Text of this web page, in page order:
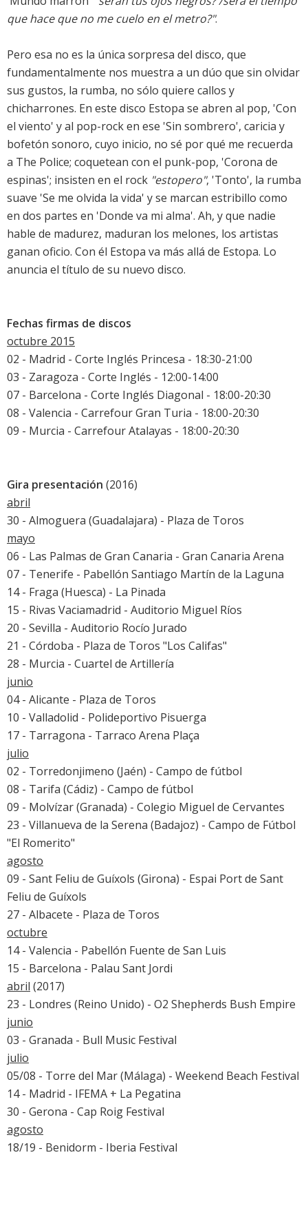
que hace que no me cuelo en el metro?".
Pero esa no es la única sorpresa del disco, que
fundamentalmente nos muestra a un dúo que sin olvidar
sus gustos, la rumba, no sólo quiere callos y
chicharrones. En este disco Estopa se abren al pop, 'Con
el viento' y al pop-rock en ese 'Sin sombrero', caricia y
bofetón sonoro, cuyo inicio, no sé por qué me recuerda
a The Police; coquetean con el punk-pop, 'Corona de
espinas'; insisten en el rock "estopero", 'Tonto', la rumba
suave 'Se me olvida la vida' y se marcan estribillo como
en dos partes en 'Donde va mi alma'. Ah, y que nadie
hable de madurez, maduran los melones, los artistas
ganan oficio. Con él Estopa va más allá de Estopa. Lo
anuncia el título de su nuevo disco.
Fechas firmas de discos
octubre 2015
02 - Madrid - Corte Inglés Princesa - 18:30-21:00
03 - Zaragoza - Corte Inglés - 12:00-14:00
07 - Barcelona - Corte Inglés Diagonal - 18:00-20:30
08 - Valencia - Carrefour Gran Turia - 18:00-20:30
09 - Murcia - Carrefour Atalayas - 18:00-20:30
Gira presentación (2016)
abril
30 - Almoguera (Guadalajara) - Plaza de Toros
mayo
06 - Las Palmas de Gran Canaria - Gran Canaria Arena
07 - Tenerife - Pabellón Santiago Martín de la Laguna
14 - Fraga (Huesca) - La Pinada
15 - Rivas Vaciamadrid - Auditorio Miguel Ríos
20 - Sevilla - Auditorio Rocío Jurado
21 - Córdoba - Plaza de Toros "Los Califas"
28 - Murcia - Cuartel de Artillería
junio
04 - Alicante - Plaza de Toros
10 - Valladolid - Polideportivo Pisuerga
17 - Tarragona - Tarraco Arena Plaça
julio
02 - Torredonjimeno (Jaén) - Campo de fútbol
08 - Tarifa (Cádiz) - Campo de fútbol
09 - Molvízar (Granada) - Colegio Miguel de Cervantes
23 - Villanueva de la Serena (Badajoz) - Campo de Fútbol
"El Romerito"
agosto
09 - Sant Feliu de Guíxols (Girona) - Espai Port de Sant
Feliu de Guíxols
27 - Albacete - Plaza de Toros
octubre
14 - Valencia - Pabellón Fuente de San Luis
15 - Barcelona - Palau Sant Jordi
abril (2017)
23 - Londres (Reino Unido) - O2 Shepherds Bush Empire
junio
03 - Granada - Bull Music Festival
julio
05/08 - Torre del Mar (Málaga) - Weekend Beach Festival
14 - Madrid - IFEMA + La Pegatina
30 - Gerona - Cap Roig Festival
agosto
18/19 - Benidorm - Iberia Festival